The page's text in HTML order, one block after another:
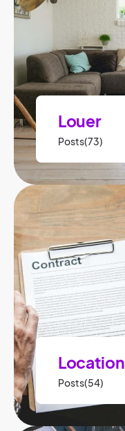
Louer
Posts(73)
Location
Posts(54)